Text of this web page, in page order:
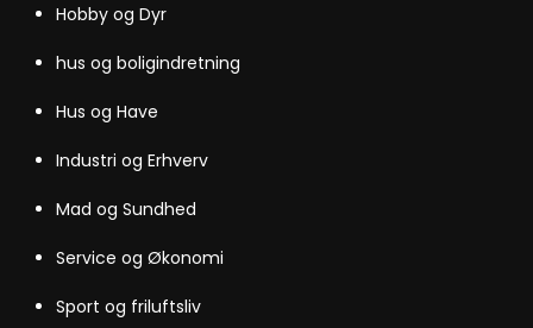
Hobby og Dyr
hus og boligindretning
Hus og Have
Industri og Erhverv
Mad og Sundhed
Service og Økonomi
Sport og friluftsliv